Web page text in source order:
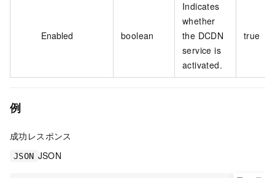
Enabled boolean
Indicates
whether
the DCDN
service is
activated.
true
例
成功レスポンス
JSON JSON